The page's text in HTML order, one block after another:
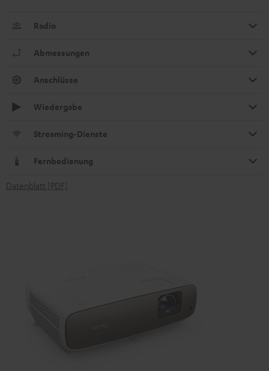
Radio
Abmessungen
Anschlüsse
Wiedergabe
Streaming-Dienste
Fernbedienung
Datenblatt [PDF]